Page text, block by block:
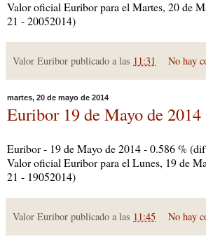
Valor oficial Euribor para el Martes, 20 de
21 - 20052014)
Valor Euribor publicado a las 11:31 No hay
martes, 20 de mayo de 2014
Euribor 19 de Mayo de
Euribor - 19 de Mayo de 2014 - 0.586 %
Valor oficial Euribor para el Lunes, 19 de
21 - 19052014)
Valor Euribor publicado a las 11:45 No hay